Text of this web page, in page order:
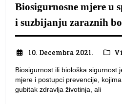
Biosigurnosne mjere u
i suzbijanju zaraznih
10. Decembra 2021.
Biosigurnost ili biološka sigurnost
mjere i postupci prevencije,
gubitak zdravlja životinja, ali